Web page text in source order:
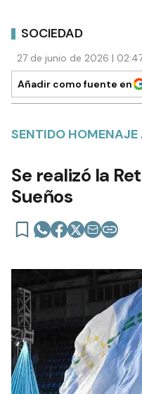
SOCIEDAD
27 de junio de 2026 |
Añadir como fuente en
SENTIDO
Se realizó la
Sueños